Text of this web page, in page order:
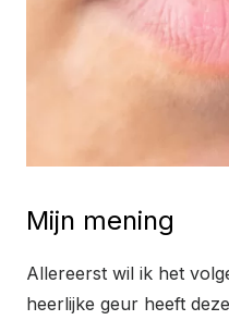
Mijn mening
Allereerst wil ik het
heerlijke geur heeft